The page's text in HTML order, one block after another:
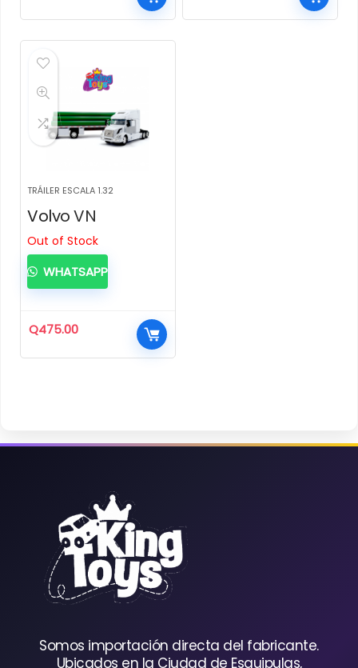
TRÁILER ESCALA 1.32
Volvo VN
Out of Stock
Q475.00
WHATSAPP
Somos importación directa del fabricante.
Ubicados en la Ciudad de Esquipulas,